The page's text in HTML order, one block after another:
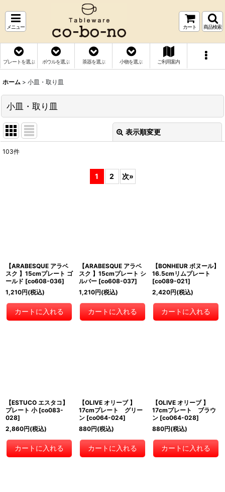
メニュー カート 商品検索
プレートを選ぶ ボウルを選ぶ 茶器を選ぶ 小物を選ぶ ご利用案内
ホーム > 小皿・取り皿
小皿・取り皿
表示順変更
103件
1 2 次»
【ARABESQUE アラベ
スク 】15cmプレート ゴ
ールド [co608-036]
1,210円(税込)
カートに入れる
【ARABESQUE アラベ
スク 】15cmプレート シ
ルバー [co608-037]
1,210円(税込)
カートに入れる
【BONHEUR ボヌール】
16.5cmリムプレート
[co089-021]
2,420円(税込)
カートに入れる
【ESTUCO エスタコ】
プレート 小 [co083-
028]
2,860円(税込)
カートに入れる
【OLIVE オリーブ 】
17cmプレート グリー
ン [co064-024]
880円(税込)
カートに入れる
【OLIVE オリーブ 】
17cmプレート ブラウ
ン [co064-028]
880円(税込)
カートに入れる